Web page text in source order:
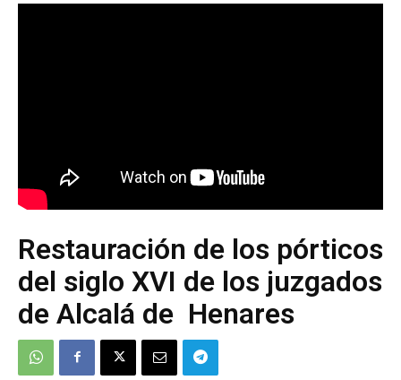
Restauración de los pórticos
del siglo XVI de los juzgados
de Alcalá de Henares